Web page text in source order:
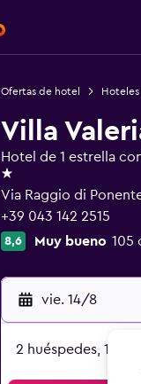
Ofertas de hotel Hoteles
Villa
Hotel de 1 estrella
1 estrella
Via Raggio di
+39 043 142 2515
8,6 Muy bueno 105
vie. 14/8
2 huéspedes, 1